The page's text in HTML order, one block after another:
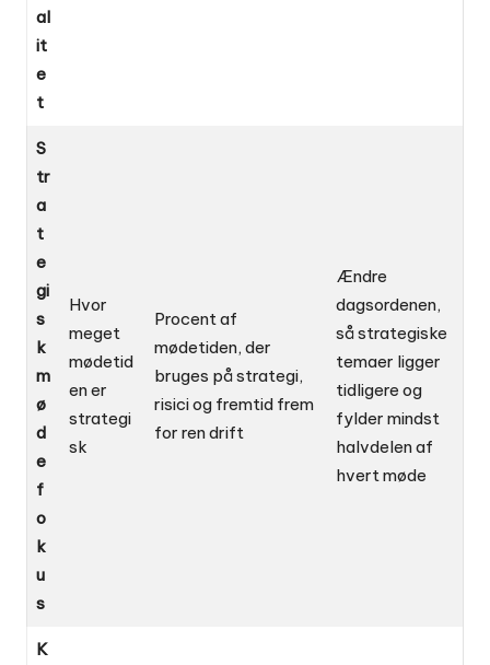
al
it
e
t
S
tr
a
t
e
gi
s
k
m
ø
d
e
f
o
k
u
s
Hvor
meget
mødetid
en er
strategi
sk
Procent af
mødetiden, der
bruges på strategi,
risici og fremtid frem
for ren drift
Ændre
dagsordenen,
så strategiske
temaer ligger
tidligere og
fylder mindst
halvdelen af
hvert møde
K